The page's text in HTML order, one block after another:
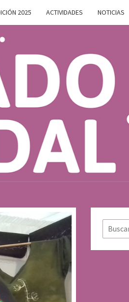
2025 ACTIVIDADES NOTICIAS
DE
Buscar: